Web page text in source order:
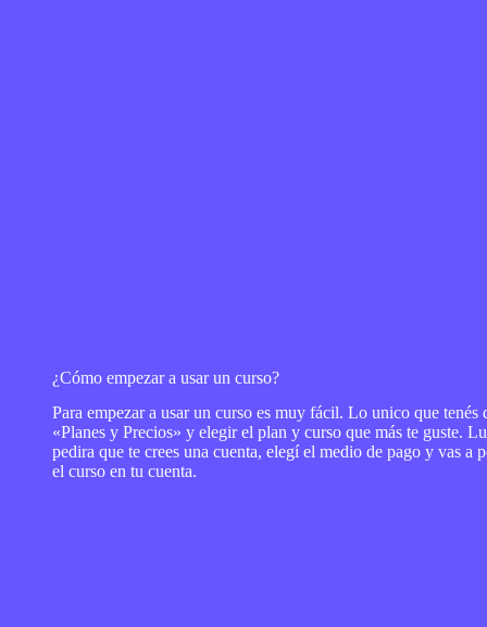
¿Cómo empezar a usar un curso?
Para empezar a usar un curso es muy fácil. Lo unico que tenés
«Planes y Precios» y elegir el plan y curso que más te guste.
pedira que te crees una cuenta, elegí el medio de pago y vas a
el curso en tu cuenta.